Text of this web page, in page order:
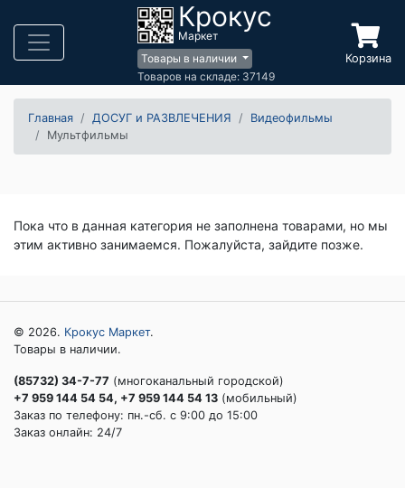
Крокус
Маркет
Товары в наличии
Товаров на складе: 37149
Корзина
Главная ДОСУГ и РАЗВЛЕЧЕНИЯ
Видеофильмы
Мультфильмы
Пока что в данная категория не заполнена товарами, но мы
этим активно занимаемся. Пожалуйста, зайдите позже.
© 2026. Крокус Маркет.
Товары в наличии.
(85732) 34-7-77 (многоканальный городской)
+7 959 144 54 54, +7 959 144 54 13 (мобильный)
Заказ по телефону: пн.-сб. c 9:00 до 15:00
Заказ онлайн: 24/7